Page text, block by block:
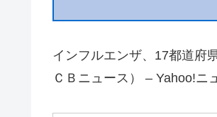
インフルエンザ、17都道府
ＣＢニュース） – Yahoo!ニ